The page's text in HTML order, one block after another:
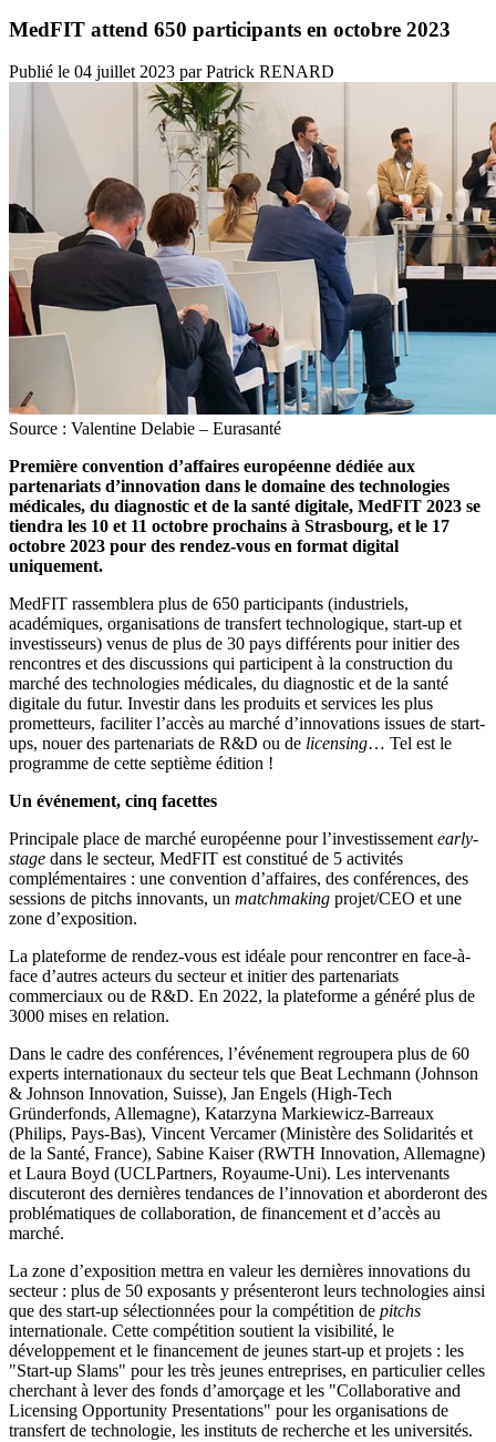
MedFIT attend 650 participants en octobre 2023
Publié le 04 juillet 2023 parPatrick RENARD
Source : Valentine Delabie – Eurasanté
Première convention d’affaires européenne dédiée aux
partenariats d’innovation dans le domaine des technologies
médicales, du diagnostic et de la santé digitale, MedFIT 2023 se
tiendra les 10 et 11 octobre prochains à Strasbourg, et le 17
octobre 2023 pour des rendez-vous en format digital
uniquement.
MedFIT rassemblera plus de 650 participants (industriels,
académiques, organisations de transfert technologique, start-up et
investisseurs) venus de plus de 30 pays différents pour initier des
rencontres et des discussions qui participent à la construction du
marché des technologies médicales, du diagnostic et de la santé
digitale du futur. Investir dans les produits et services les plus
prometteurs, faciliter l’accès au marché d’innovations issues de start-
ups, nouer des partenariats de R&D ou de licensing… Tel est le
programme de cette septième édition !
Un événement, cinq facettes
Principale place de marché européenne pour l’investissement early-
stage dans le secteur, MedFIT est constitué de 5 activités
complémentaires : une convention d’affaires, des conférences, des
sessions de pitchs innovants, un matchmaking projet/CEO et une
zone d’exposition.
La plateforme de rendez-vous est idéale pour rencontrer en face-à-
face d’autres acteurs du secteur et initier des partenariats
commerciaux ou de R&D. En 2022, la plateforme a généré plus de
3000 mises en relation.
Dans le cadre des conférences, l’événement regroupera plus de 60
experts internationaux du secteur tels que Beat Lechmann (Johnson
& Johnson Innovation, Suisse), Jan Engels (High-Tech
Gründerfonds, Allemagne), Katarzyna Markiewicz-Barreaux
(Philips, Pays-Bas), Vincent Vercamer (Ministère des Solidarités et
de la Santé, France), Sabine Kaiser (RWTH Innovation, Allemagne)
et Laura Boyd (UCLPartners, Royaume-Uni). Les intervenants
discuteront des dernières tendances de l’innovation et aborderont des
problématiques de collaboration, de financement et d’accès au
marché.
La zone d’exposition mettra en valeur les dernières innovations du
secteur : plus de 50 exposants y présenteront leurs technologies ainsi
que des start-up sélectionnées pour la compétition de pitchs
internationale. Cette compétition soutient la visibilité, le
développement et le financement de jeunes start-up et projets : les
"Start-up Slams" pour les très jeunes entreprises, en particulier celles
cherchant à lever des fonds d’amorçage et les "Collaborative and
Licensing Opportunity Presentations" pour les organisations de
transfert de technologie, les instituts de recherche et les universités.